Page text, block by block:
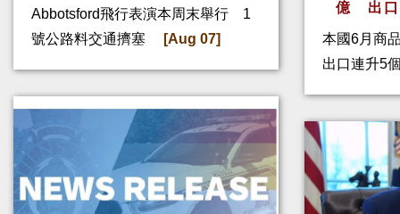
Abbotsford飛行表演本周末舉行 1
號公路料交通擠塞
[Aug 07]
億 出口
本國6月商
出口連升5